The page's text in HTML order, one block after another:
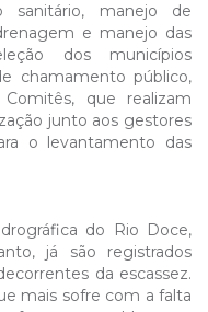
sanitário, manejo de
e manejo das
dos municípios
chamamento público,
que realizam
junto aos gestores
o levantamento das
do Rio Doce,
já são registrados
da escassez.
mais sofre com a falta